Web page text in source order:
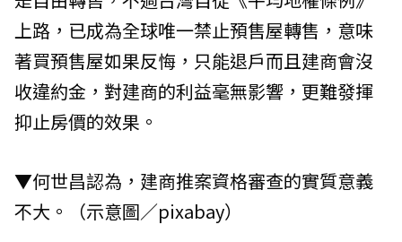
上路，已成為全球唯一禁止預售屋轉售，意味
著買預售屋如果反悔，只能退戶而且建商會沒
收違約金，對建商的利益毫無影響，更難發揮
抑止房價的效果。
▼何世昌認為，建商推案資格審查的實質意義
不大。（示意圖／pixabay）